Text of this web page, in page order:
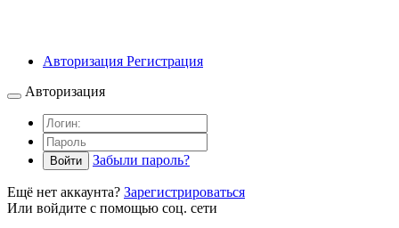
Авторизация Регистрация
Авторизация
Войти Забыли пароль?
Ещё нет аккаунта? Зарегистрироваться
Или войдите с помощью соц. сети